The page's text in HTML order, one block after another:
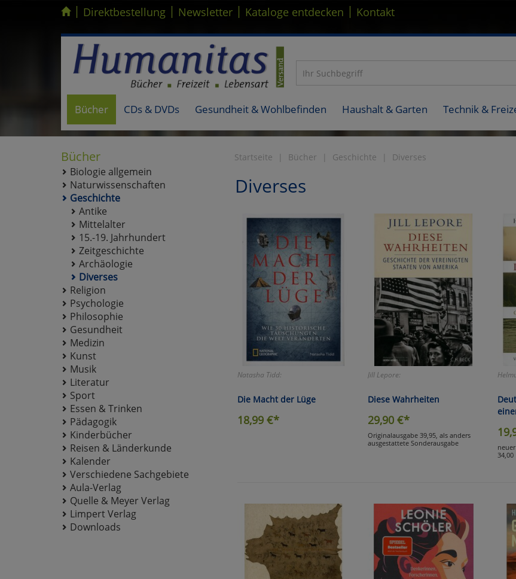
Kompletten Head der Seite überspringen
| Direktbestellung | Newsletter | Kataloge entdecken | Kontakt
Bücher CDs & DVDs Gesundheit & Wohlbefinden Haushalt & Garten Technik &
Bücher
Biologie allgemein
Naturwissenschaften
Geschichte
Antike
Mittelalter
15.-19. Jahrhundert
Zeitgeschichte
Archäologie
Diverses
Religion
Psychologie
Philosophie
Gesundheit
Medizin
Kunst
Musik
Literatur
Sport
Essen & Trinken
Pädagogik
Kinderbücher
Reisen & Länderkunde
Kalender
Verschiedene Sachgebiete
Aula-Verlag
Quelle & Meyer Verlag
Limpert Verlag
Downloads
Startseite Bücher Geschichte Diverses
Diverses
Natasha Tidd:
Die Macht der Lüge
18,99 €*
Jill Lepore:
Diese Wahrheiten
29,90€*
Originalausgabe 39,95, als anders
ausgestattete Sonderausgabe
34,00